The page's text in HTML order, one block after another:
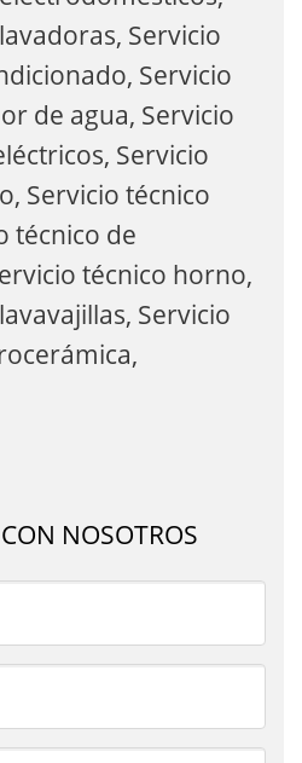
Servicio
Servicio
de agua, Servicio
Servicio
Servicio técnico
técnico de
técnico horno,
Servicio
NOSOTROS